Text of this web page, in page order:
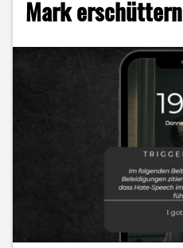
oder
Mark erschüttern